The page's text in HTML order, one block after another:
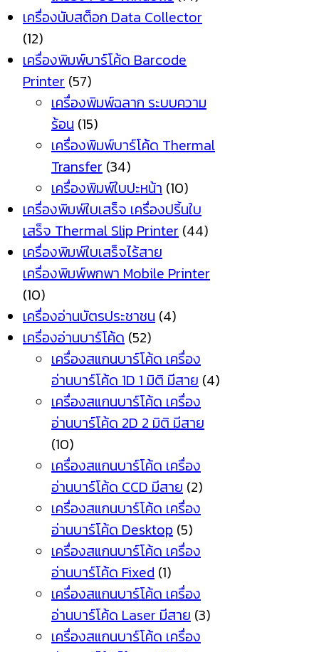
เครื่องนับสต็อก Data Collector
(12)
เครื่องพิมพ์บาร์โค้ด Barcode
Printer (57)
เครื่องพิมพ์ฉลาก ระบบความ
ร้อน (15)
เครื่องพิมพ์บาร์โค้ด Thermal
Transfer (34)
เครื่องพิมพ์ใบปะหน้า (10)
เครื่องพิมพ์ใบเสร็จ เครื่องปริ้นใบ
เสร็จ Thermal Slip Printer (44)
เครื่องพิมพ์ใบเสร็จไร้สาย
เครื่องพิมพ์พกพา Mobile Printer
(10)
เครื่องอ่านบัตรประชาชน (4)
เครื่องอ่านบาร์โค้ด (52)
เครื่องสแกนบาร์โค้ด เครื่อง
อ่านบาร์โค้ด 1D 1 มิติ มีสาย (4)
เครื่องสแกนบาร์โค้ด เครื่อง
อ่านบาร์โค้ด 2D 2 มิติ มีสาย
(10)
เครื่องสแกนบาร์โค้ด เครื่อง
อ่านบาร์โค้ด CCD มีสาย (2)
เครื่องสแกนบาร์โค้ด เครื่อง
อ่านบาร์โค้ด Desktop (5)
เครื่องสแกนบาร์โค้ด เครื่อง
อ่านบาร์โค้ด Fixed (1)
เครื่องสแกนบาร์โค้ด เครื่อง
อ่านบาร์โค้ด Laser มีสาย (3)
เครื่องสแกนบาร์โค้ด เครื่อง